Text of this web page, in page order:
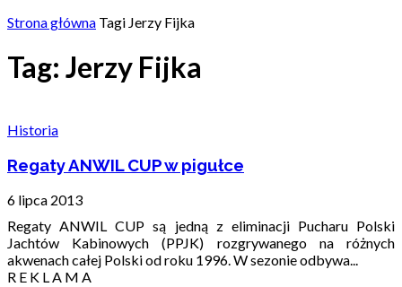
Strona główna Tagi Jerzy Fijka
Tag: Jerzy Fijka
Historia
Regaty ANWIL CUP w pigułce
6 lipca 2013
Regaty ANWIL CUP są jedną z eliminacji Pucharu Polski
Jachtów Kabinowych (PPJK) rozgrywanego na różnych
akwenach całej Polski od roku 1996. W sezonie odbywa...
R E K L A M A